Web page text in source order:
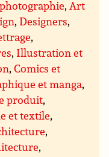
,Art
,Designers,
,
, Illustration et
,Comics et
et manga,
produit,
et textile,
,
,